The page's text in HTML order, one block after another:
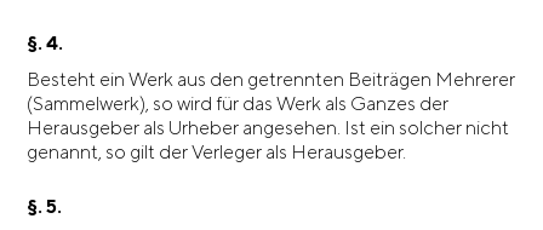
§. 4.
Besteht ein Werk aus den getrennten Beiträgen Mehrerer
(Sammelwerk), so wird für das Werk als Ganzes der
Herausgeber als Urheber angesehen. Ist ein solcher nicht
genannt, so gilt der Verleger als Herausgeber.
§. 5.